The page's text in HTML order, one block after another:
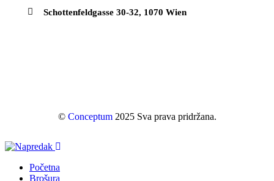
Schottenfeldgasse 30-32, 1070 Wien
© Conceptum2025 Sva prava pridržana.
Početna
Brošura